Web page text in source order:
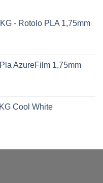
- Rotolo PLA 1,75mm
AzureFilm 1,75mm
Cool White